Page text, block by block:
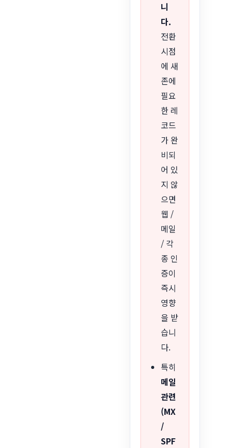
니
다.
전환
시점
에 새
존에
필요
한 레
코드
가 완
비되
어 있
지 않
으면
웹 /
메일
/ 각
종 인
증이
즉시
영향
을 받
습니
다.
특히
메일
관련
(MX
/
SPF